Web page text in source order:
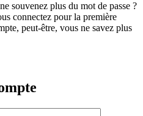
souvenez plus du mot de passe ?
connectez pour la première
peut-être, vous ne savez plus